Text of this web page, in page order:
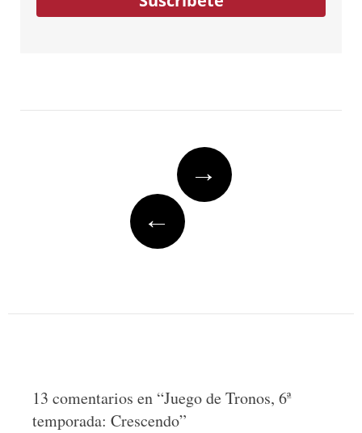
→
←
13 comentarios en “Juego de Tronos, 6ª
temporada: Crescendo”